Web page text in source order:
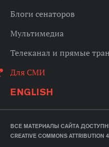
Блоги сенаторов
Мультимедиа
Телеканал и прямые
Для СМИ
ENGLISH
ВСЕ МАТЕРИАЛЫ САЙТА
CREATIVE COMMONS ATTRIBUTION